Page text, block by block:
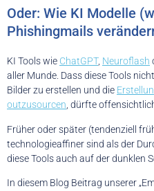
Oder: Wie KI Modelle
Phishingmails
KI Tools wie ChatGPT, Neuroflash
aller Munde. Dass diese Tools
Bilder zu erstellen und die
outzusourcen, dürfte
Früher oder später (tendenziell
technologieaffiner sind als der
diese Tools auch auf der dunklen
In diesem Blog Beitrag unserer